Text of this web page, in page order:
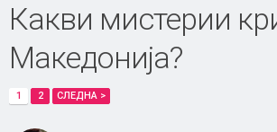
Какви мистерии
Македонија?
1 2 СЛЕДНА >